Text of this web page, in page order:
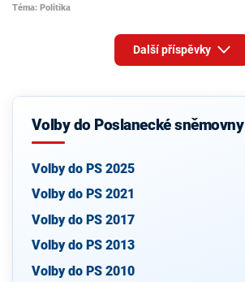
Téma: Politika
Další příspěvky
Volby do Poslanecké sněmovny
Volby do PS 2025
Volby do PS 2021
Volby do PS 2017
Volby do PS 2013
Volby do PS 2010